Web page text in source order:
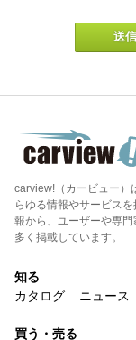
carview!（カービュー）
らゆる情報やサービス
報から、ユーザーや専
多く掲載しています。
知る
カタログ
ニュース
買う・売る